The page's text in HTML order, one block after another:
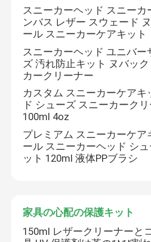
革クリーニングのキット
革養うクリーム
靴のクリーニングのクリーム
車のワックスのスプレーの
家具の心配の保護キット
スニーカーヘッド スニーカ
ンバス レザー スウェード
ール スニーカーケアキット
スニーカーヘッド ユニバ
ズ 汚れ防止キット ヌバッ
カークリーナー
カスタム スニーカーケアキ
ド シューズ スニーカーク
100ml 4oz
プレミアム スニーカーケア
ール スニーカーヘッド シ
ット 120ml 液体PPブラシ
家具の心配の保護キット
150ml レザークリーナーと